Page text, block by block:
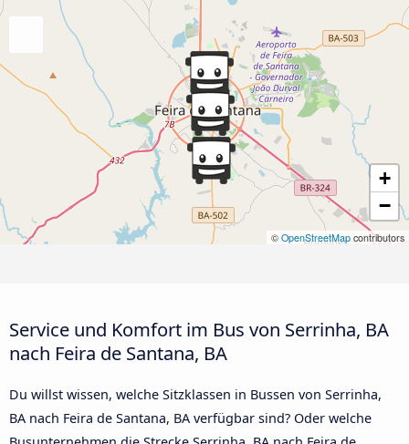
+
−
© OpenStreetMap contributors
Service und Komfort im Bus von Serrinha, BA
nach Feira de Santana, BA
Du willst wissen, welche Sitzklassen in Bussen von Serrinha,
BA nach Feira de Santana, BA verfügbar sind? Oder welche